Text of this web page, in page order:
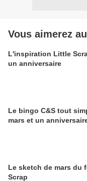
Vous aimerez
L'inspiration Little
un anniversaire
Le bingo C&S tout
mars et un
Le sketch de mars du
Scrap